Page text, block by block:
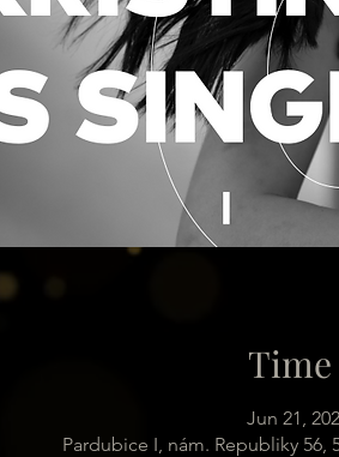
Jun 21,
Pardubice I, nám. Republiky 56,